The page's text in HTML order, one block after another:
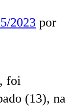
2023 por
foi
(13), na